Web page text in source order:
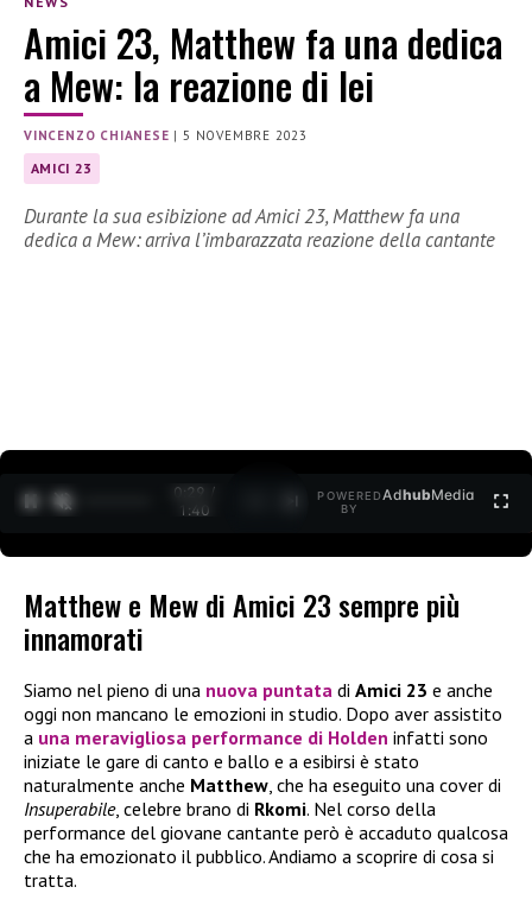
Amici 23, Matthew fa una dedica
a Mew: la reazione di lei
VINCENZO CHIANESE |5 NOVEMBRE 2023
AMICI 23
Durante la sua esibizione ad Amici 23, Matthew fa una
dedica a Mew: arriva l’imbarazzata reazione della cantante
0:30 /
1:40
POWERED
BY
AdhubMedia
Matthew e Mew di Amici 23 sempre più
innamorati
Siamo nel pieno di una nuova puntata di Amici 23 e anche
oggi non mancano le emozioni in studio. Dopo aver assistito
a una meravigliosa performance di Holden infatti sono
iniziate le gare di canto e ballo e a esibirsi è stato
naturalmente anche Matthew, che ha eseguito una cover di
Insuperabile, celebre brano di Rkomi. Nel corso della
performance del giovane cantante però è accaduto qualcosa
che ha emozionato il pubblico. Andiamo a scoprire di cosa si
tratta.